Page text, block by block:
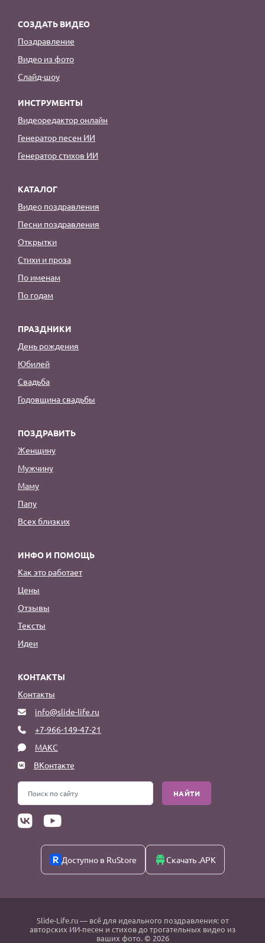
СОЗДАТЬ ВИДЕО
Поздравление
Видео из фото
Слайд-шоу
ИНСТРУМЕНТЫ
Видеоредактор онлайн
Генератор песен ИИ
Генератор стихов ИИ
КАТАЛОГ
Видео поздравления
Песни поздравления
Открытки
Стихи и проза
По именам
По годам
ПРАЗДНИКИ
День рождения
Юбилей
Свадьба
Годовщина свадьбы
ПОЗДРАВИТЬ
Женщину
Мужчину
Маму
Папу
Всех близких
ИНФО И ПОМОЩЬ
Как это работает
Цены
Отзывы
Тексты
Идеи
КОНТАКТЫ
Контакты
info@slide-life.ru
+7-966-149-47-21
МАКС
ВКонтакте
НАЙТИ
Доступно в RuStore Скачать .APK
Slide-Life.ru— всё для идеального поздравления: от
авторских ИИ-песен и стихов до трогательных видео из
ваших фото. © 2026